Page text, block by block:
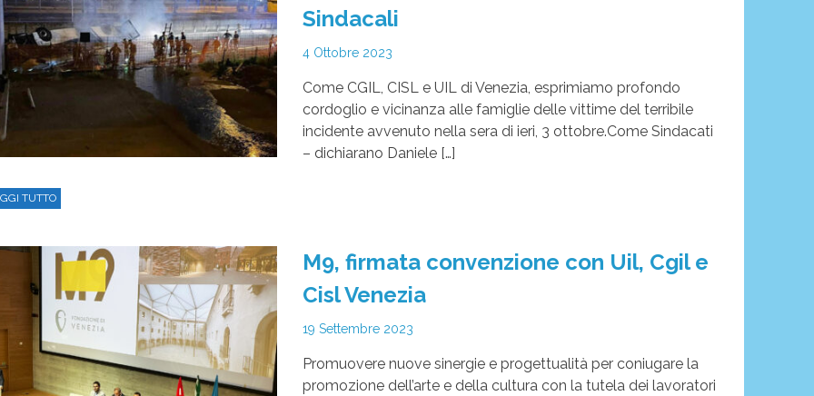
Sindacali
4 Ottobre 2023
Come CGIL, CISL e UIL di Venezia, esprimiamo profondo
cordoglio e vicinanza alle famiglie delle vittime del terribile
incidente avvenuto nella sera di ieri, 3 ottobre.Come Sindacati
– dichiarano Daniele […]
TUTTO
M9, firmata convenzione con Uil, Cgil e
Cisl Venezia
19 Settembre 2023
Promuovere nuove sinergie e progettualità per coniugare la
promozione dell’arte e della cultura con la tutela dei lavoratori